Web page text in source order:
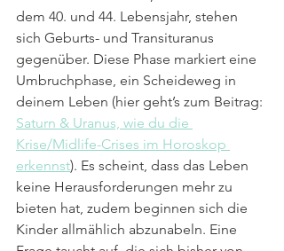
dem 40. und 44. Lebensjahr, stehen
sich Geburts- und Transituranus
gegenüber. Diese Phase markiert eine
Umbruchphase, ein Scheideweg in
deinem Leben (hier geht’s zum Beitrag:
Saturn & Uranus, wie du die
Krise/Midlife-Crises im Horoskop
erkennst). Es scheint, dass das Leben
keine Herausforderungen mehr zu
bieten hat, zudem beginnen sich die
Kinder allmählich abzunabeln. Eine